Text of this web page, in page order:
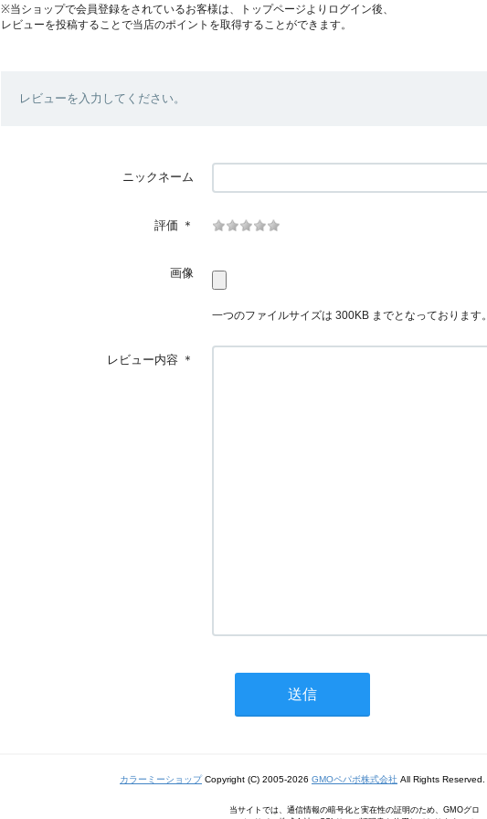
※当ショップで会員登録をされているお客様は、トップページよりログイン後、
レビューを投稿することで当店のポイントを取得することができます。
レビューを入力してください。
ニックネーム
評価 ＊
画像
一つのファイルサイズは 300KB までとなっております。
レビュー内容 ＊
カラーミーショップCopyright (C) 2005-2026 GMOペパボ株式会社 All Rights Reserved.
当サイトでは、通信情報の暗号化と実在性の証明のため、GMOグロ